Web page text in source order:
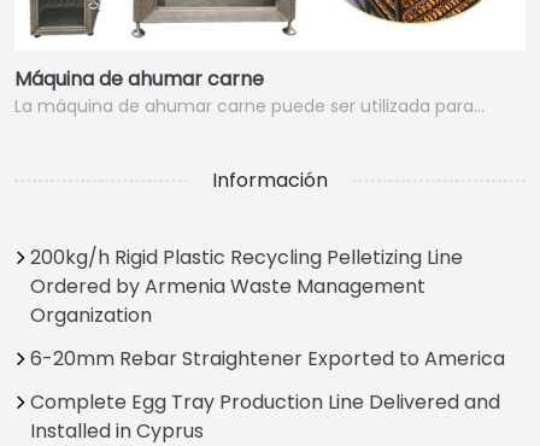
Máquina de ahumar carne
La máquina de ahumar carne puede ser utilizada para…
Información
200kg/h Rigid Plastic Recycling Pelletizing Line
Ordered by Armenia Waste Management
Organization
6-20mm Rebar Straightener Exported to America
Complete Egg Tray Production Line Delivered and
Installed in Cyprus